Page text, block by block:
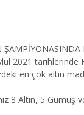
ŞAMPİYONASINDA
2021 tarihlerinde
en çok altın
8 Altın, 5 Gümüş